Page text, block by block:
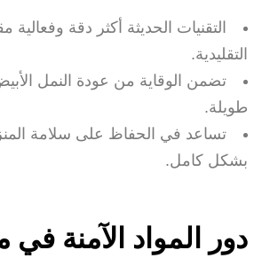
التقنيات الحديثة أكثر دقة وفعالية
التقليدية.
تضمن الوقاية من عودة النمل
طويلة.
تساعد في الحفاظ على سلامة
بشكل كامل.
دور المواد الآمنة في